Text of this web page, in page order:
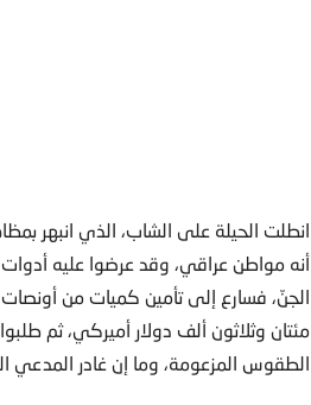
انطلت الحيلة على الشاب، الذي انبهر
أنه مواطن عراقي، وقد عرضوا عليه
الجنّ، فسارع إلى تأمين كميات من
مئتان وثلاثون ألف دولار أميركي، ثم
الطقوس المزعومة، وما إن غادر المدعي